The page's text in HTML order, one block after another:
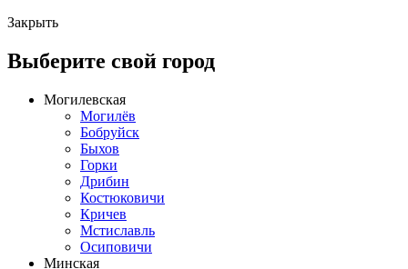
Закрыть
Выберите свой город
Могилевская
Могилёв
Бобруйск
Быхов
Горки
Дрибин
Костюковичи
Кричев
Мстиславль
Осиповичи
Минская